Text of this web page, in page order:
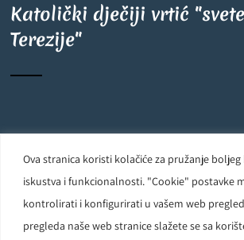
Ova stranica koristi kolačiće za pružanje
iskustva i funkcionalnosti. "Cookie" postavke
kontrolirati i konfigurirati u vašem web
pregleda naše web stranice slažete se sa
Katolički dječiji vrtić
Terezije"
Carmelite Sisters DCJ. Made in Kingdom of
rights reserved.